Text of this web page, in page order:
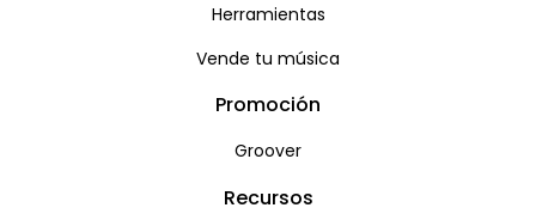
Herramientas
Vende tu música
Promoción
Groover
Recursos